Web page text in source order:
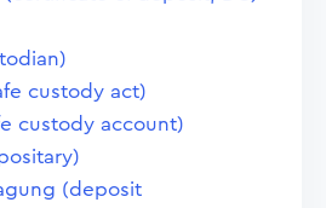
custody act)
custody account)
(deposit